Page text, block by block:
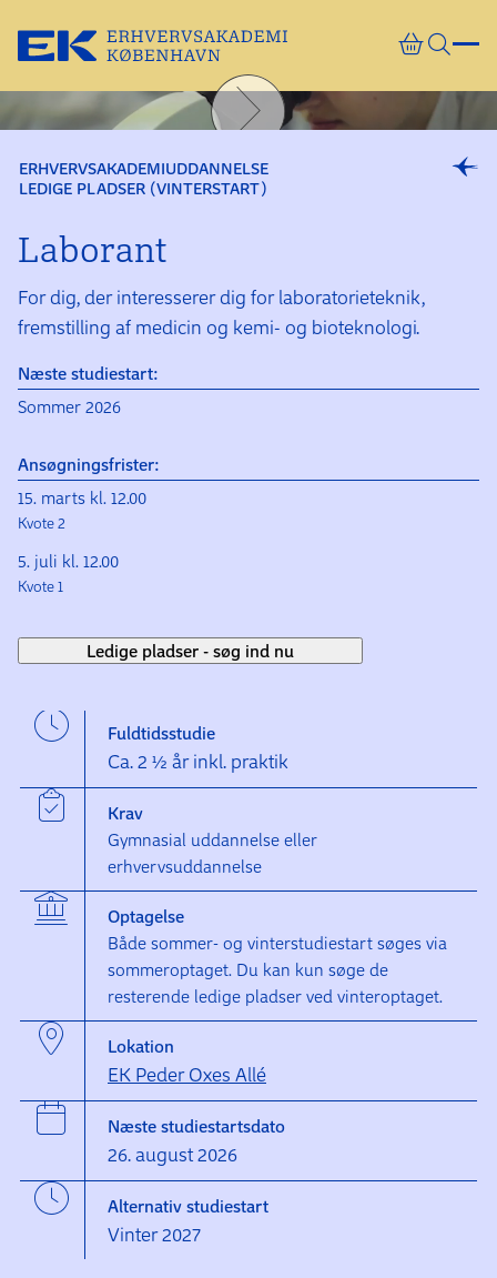
ERHVERVSAKADEMIUDDANNELSE
LEDIGE PLADSER (VINTERSTART)
Laborant
For dig, der interesserer dig for laboratorieteknik,
fremstilling af medicin og kemi- og bioteknologi.
Næste studiestart:
Sommer 2026
Ansøgningsfrister:
15. marts kl. 12.00
Kvote 2
5. juli kl. 12.00
Kvote 1
Ledige pladser - søg ind nu
Fuldtidsstudie
Ca. 2 ½ år inkl. praktik
Krav
Gymnasial uddannelse eller
erhvervsuddannelse
Optagelse
Både sommer- og vinterstudiestart søges via
sommeroptaget. Du kan kun søge de
resterende ledige pladser ved vinteroptaget.
Lokation
EK Peder Oxes Allé
Næste studiestartsdato
26. august 2026
Alternativ studiestart
Vinter 2027